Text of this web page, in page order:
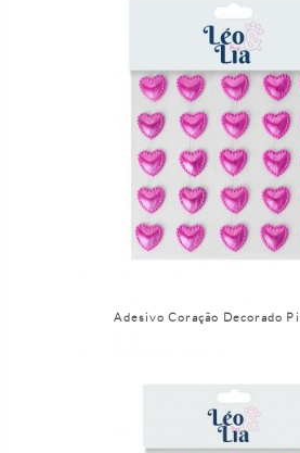
Adesivo Coração Decorado